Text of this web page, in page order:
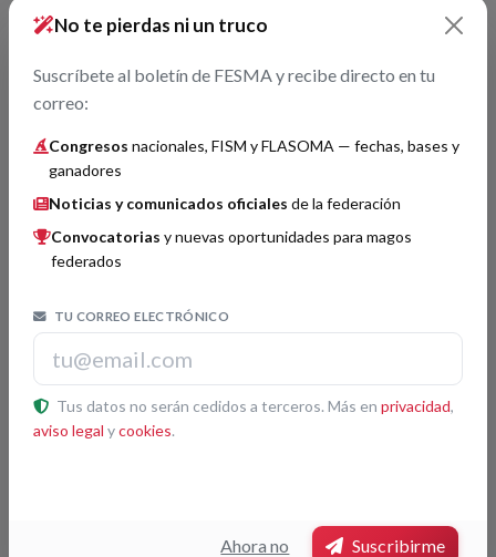
Jurado por confirmar.
No te pierdas ni un truco
Suscríbete al boletín de FESMA y recibe directo en tu
correo:
Congresos nacionales, FISM y FLASOMA — fechas, bases y
ganadores
Noticias y comunicados oficiales de la federación
Convocatorias y nuevas oportunidades para magos
federados
TU CORREO ELECTRÓNICO
Tus datos no serán cedidos a terceros. Más en privacidad,
aviso legal ycookies.
Ahora no Suscribirme